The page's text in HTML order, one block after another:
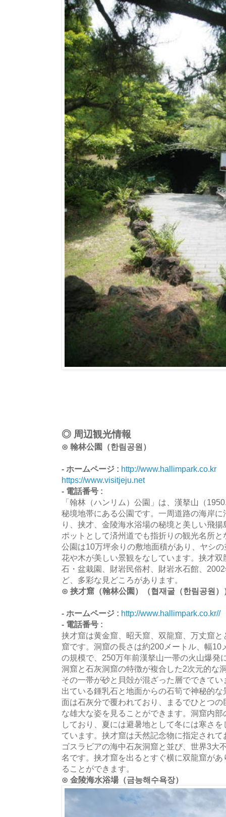
◎ 周辺観光情報
⊙ 翰林公園（한림공원）
- ホームページ : http://www.hallimpark.co.kr
https://www.visitjeju.net
- 電話番号 :
「翰林（ハンリム）公園」は、漢拏山（
秘境地帯にある公園です。一周道路の海岸
り、挟才、金陵海水浴場の秘境と美しい飛
ポットとして済州道でも指折りの観光名所と
公園は10万坪余りの敷地面積があり、ヤシ
花や木が美しい景観をなしています。挟才
石・盆栽園、財岩民俗村、財岩水石館、
ど、多彩な見どころがあります。
⊙ 挟才窟（翰林公園）（협재굴（한림공원）
- ホームページ : http://www.hallimpark.co.kr//
- 電話番号 :
挟才窟は黄金窟、昭天窟、双龍窟、万丈窟
窟です。洞窟の長さは約200メートル、幅10
の規模で、250万年前漢拏山一帯の火山爆発
洞窟と石灰洞窟の特徴が複合した2次元的な
その一帯が砂と貝殻が混ざった層でできて
出ている鍾乳石と地面からの石筍で神秘的
面は石灰分で覆われており、まるでひとつ
な雄大な姿を見ることができます。洞窟内
しており、夏には避暑地として冬には寒さ
ています。挟才窟は天然記念物に指定され
ゴスラビアの海中石灰洞窟と並び、世界3大
名です。挟才窟を出るとすぐ横に双龍窟が
ることができます。
⊙ 金陵海水浴場（금능해수욕장）